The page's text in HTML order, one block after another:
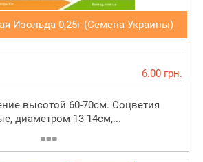
Изольда 0,25г (Семена Украины)
6.00 грн.
высотой 60-70см. Соцветия
диаметром 13-14см,...